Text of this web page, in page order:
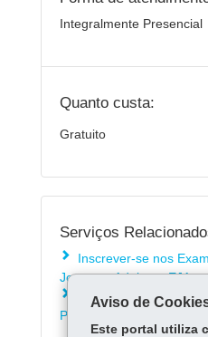
Integralmente Presencial
Quanto custa:
Gratuito
Serviços
Inscrever-se nos
Jovens e Adultos - EJA
Matricular-se na rede
Paraná
Aviso de
Este portal utiliza